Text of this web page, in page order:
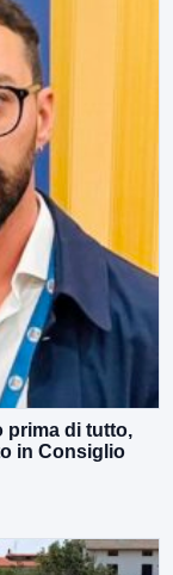
prima di tutto,
in Consiglio